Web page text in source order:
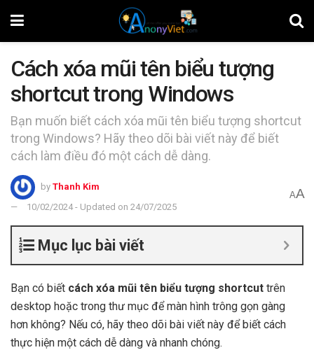
Cách xóa mũi tên biểu tượng
shortcut trong Windows
Bạn muốn biết cách xóa mũi tên biểu tượng shortcut
trong Windows? Hãy theo dõi bài viết này để biết
cách làm điều đó một cách dễ dàng.
by Thanh Kim
10/02/2024 - Updated on 24/07/2025
AA
Mục lục bài viết
Bạn có biết cách xóa mũi tên biểu tượng shortcut trên
desktop hoặc trong thư mục để màn hình trông gọn gàng
hơn không? Nếu có, hãy theo dõi bài viết này để biết cách
thực hiện một cách dễ dàng và nhanh chóng.